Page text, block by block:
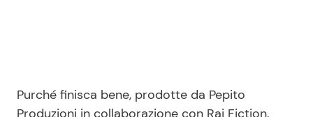
Purché finisca bene, prodotte da Pepito